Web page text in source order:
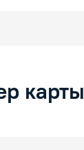
карты